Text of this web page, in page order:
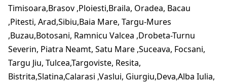
Timisoara,Brasov ,Ploiesti,Braila, Oradea, Bacau
,Pitesti, Arad,Sibiu,Baia Mare, Targu-Mures
,Buzau,Botosani, Ramnicu Valcea ,Drobeta-Turnu
Severin, Piatra Neamt, Satu Mare ,Suceava, Focsani,
Targu Jiu, Tulcea,Targoviste, Resita,
Bistrita,Slatina,Calarasi ,Vaslui, Giurgiu,Deva,Alba Iulia,